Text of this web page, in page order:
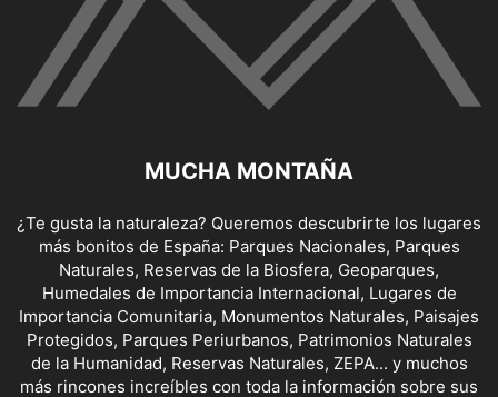
MUCHA MONTAÑA
¿Te gusta la naturaleza? Queremos descubrirte los lugares
más bonitos de España: Parques Nacionales, Parques
Naturales, Reservas de la Biosfera, Geoparques,
Humedales de Importancia Internacional, Lugares de
Importancia Comunitaria, Monumentos Naturales, Paisajes
Protegidos, Parques Periurbanos, Patrimonios Naturales
de la Humanidad, Reservas Naturales, ZEPA... y muchos
más rincones increíbles con toda la información sobre sus